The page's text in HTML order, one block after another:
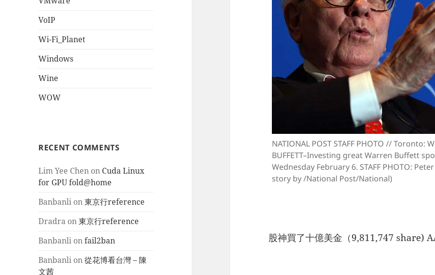
VoIP
Wi-Fi_Planet
Windows
Wine
WOW
RECENT COMMENTS
Lim Yee Chen on Cuda Linux
for GPU fold@home
Banbanli on東京行reference
Dradra on東京行reference
Banbanli onfail2ban
Banbanli on從花博看台灣 – 陳
文茜
NATIONAL POST STAFF PHOTO // Toronto:
BUFFETT–Investing great Warren Buffett
Wednesday February 6. STAFF PHOTO:
story by /National Post/National)
股神買了十億美金（9,811,747 share)